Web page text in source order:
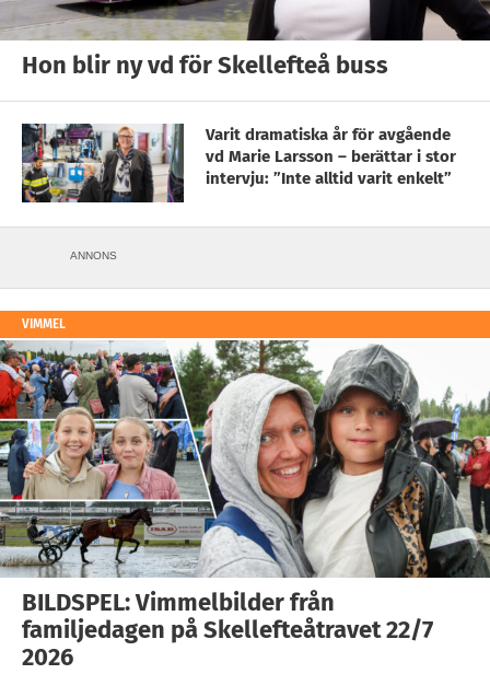
Hon blir ny vd för Skellefteå buss
Varit dramatiska år för avgående
vd Marie Larsson – berättar i stor
intervju: ”Inte alltid varit enkelt”
ANNONS
VIMMEL
BILDSPEL: Vimmelbilder från
familjedagen på Skellefteåtravet 22/7
2026